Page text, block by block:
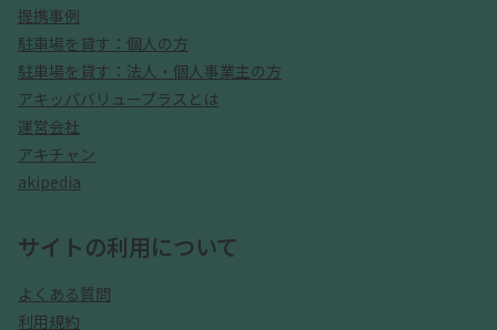
提携事例
駐車場を貸す：個人の方
駐車場を貸す：法人・個人事業主の方
アキッパバリュープラスとは
運営会社
アキチャン
akipedia
サイトの利用について
よくある質問
利用規約